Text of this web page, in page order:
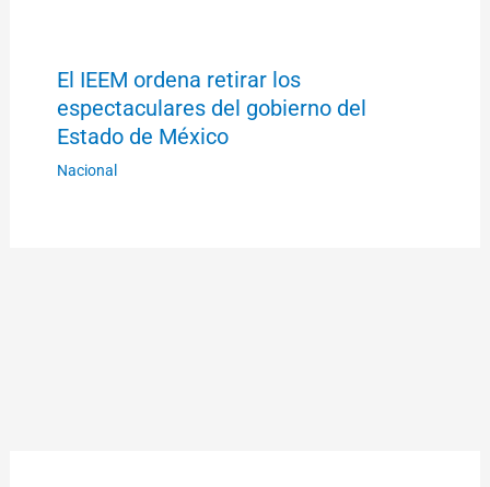
El IEEM ordena retirar los
espectaculares del gobierno del
Estado de México
Nacional